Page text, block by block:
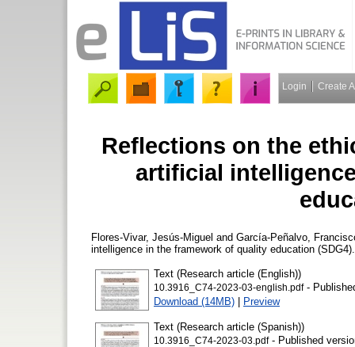
Login Create
Reflections on the
artificial
Flores-Vivar, Jesús-Miguel and García-Peñalvo,
intelligence in the framework of quality education
Text (Research article (English))
10.3916_C74-2023-03-english.pdf-
Download (14MB) | Preview
Text (Research article (Spanish))
10.3916_C74-2023-03.pdf- Published